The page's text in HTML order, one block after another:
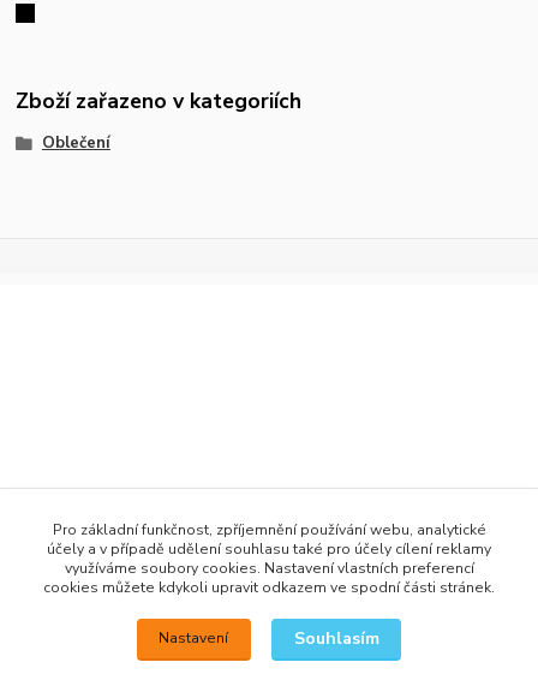
Zboží zařazeno v kategoriích
Oblečení
info@h2obaits.cz
Pro základní funkčnost, zpříjemnění používání webu, analytické
účely a v případě udělení souhlasu také pro účely cílení reklamy
využíváme soubory cookies. Nastavení vlastních preferencí
cookies můžete kdykoli upravit odkazem ve spodní části stránek.
Nastavení Souhlasím